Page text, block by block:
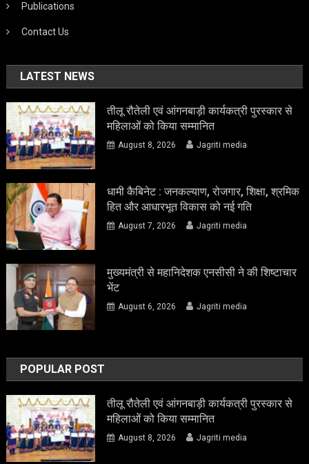
Publications
Contact Us
LATEST NEWS
तीलू रौतेली एवं आंगनबाड़ी कार्यकत्री पुरस्कार से
महिलाओं को किया सम्मानित
August 8, 2026 Jagriti media
धामी कैबिनेट : जनकल्याण, रोजगार, शिक्षा, श्रमिक
हित और आधारभूत विकास को नई गति
August 7, 2026 Jagriti media
मुख्यमंत्री से महानिदेशक एनसीसी ने की शिष्टाचार
भेंट
August 6, 2026 Jagriti media
POPULAR POST
तीलू रौतेली एवं आंगनबाड़ी कार्यकत्री पुरस्कार से
महिलाओं को किया सम्मानित
August 8, 2026 Jagriti media